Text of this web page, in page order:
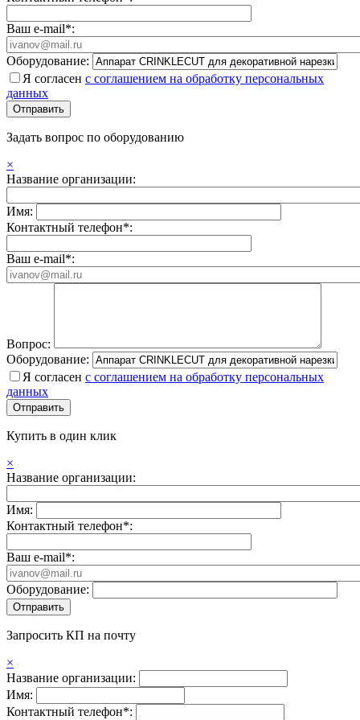
Ваш e-mail*:
Оборудование:
Я согласен с соглашением на обработку персональных
данных
Задать вопрос по оборудованию
×
Название организации:
Имя:
Контактный телефон*:
Ваш e-mail*:
Вопрос:
Оборудование:
Я согласен с соглашением на обработку персональных
данных
Купить в один клик
×
Название организации:
Имя:
Контактный телефон*:
Ваш e-mail*:
Оборудование:
Запросить КП на почту
×
Название организации:
Имя:
Контактный телефон*: